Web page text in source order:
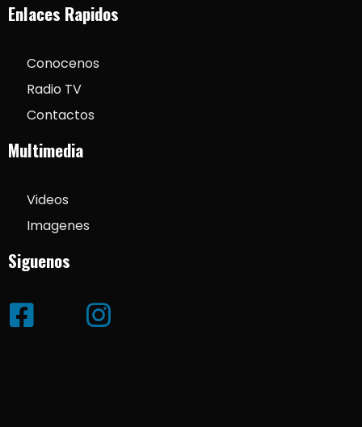
Enlaces Rapidos
Conocenos
Radio TV
Contactos
Multimedia
Videos
Imagenes
Siguenos